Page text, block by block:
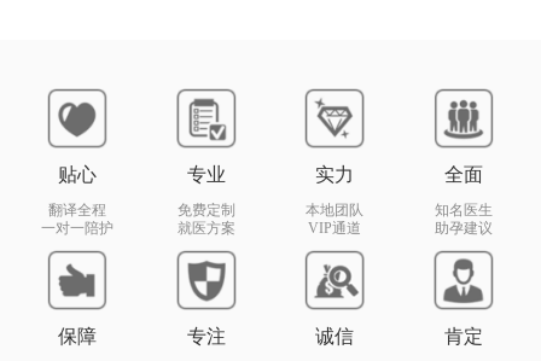
贴心
翻译全程
一对一陪护
专业
免费定制
就医方案
实力
本地团队
VIP通道
全面
知名医生
助孕建议
保障 专注 诚信 肯定